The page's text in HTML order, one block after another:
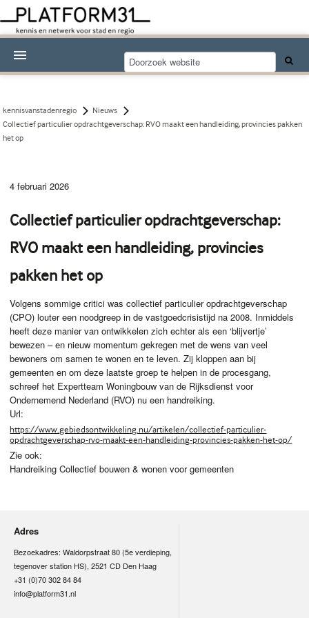
Kennisdossiers
kennisvanstadenregio
Nieuws
Collectief particulier opdrachtgeverschap: RVO maakt een handleiding, provincies pakken
het op
4 februari 2026
Collectief particulier opdrachtgeverschap:
RVO maakt een handleiding, provincies
pakken het op
Volgens sommige critici was collectief particulier opdrachtgeverschap
(CPO) louter een noodgreep in de vastgoedcrisistijd na 2008. Inmiddels
heeft deze manier van ontwikkelen zich echter als een ‘blijvertje’
bewezen – en nieuw momentum gekregen met de wens van veel
bewoners om samen te wonen en te leven. Zij kloppen aan bij
gemeenten en om deze laatste groep te helpen in de procesgang,
schreef het Expertteam Woningbouw van de Rijksdienst voor
Ondernemend Nederland (RVO) nu een handreiking.
Url:
https://www.gebiedsontwikkeling.nu/artikelen/collectief-particulier-
opdrachtgeverschap-rvo-maakt-een-handleiding-provincies-pakken-het-op/
Zie ook:
Handreiking Collectief bouwen & wonen voor gemeenten
Adres
Bezoekadres: Waldorpstraat 80 (5e verdieping,
tegenover station HS), 2521 CD Den Haag
+31 (0)70 302 84 84
info@platform31.nl